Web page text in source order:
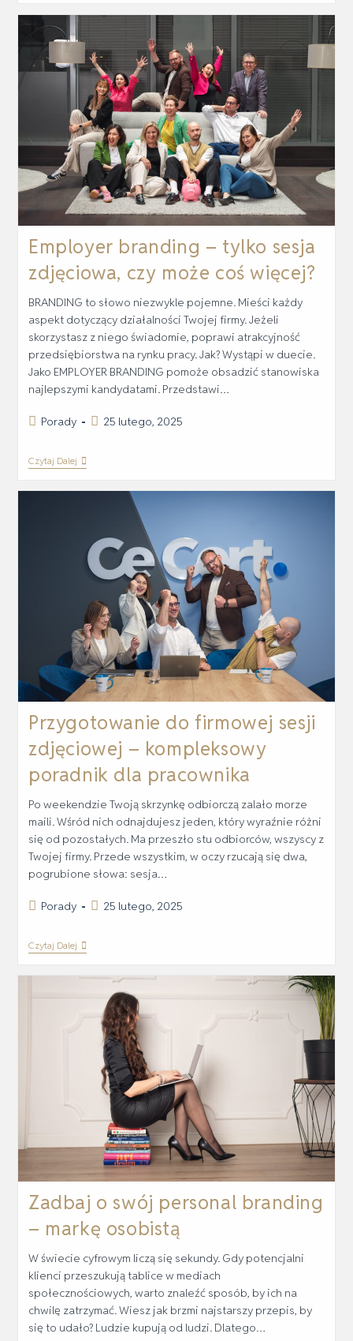
Employer branding – tylko sesja
zdjęciowa, czy może coś więcej?
BRANDING to słowo niezwykle pojemne. Mieści każdy
aspekt dotyczący działalności Twojej firmy. Jeżeli
skorzystasz z niego świadomie, poprawi atrakcyjność
przedsiębiorstwa na rynku pracy. Jak? Wystąpi w duecie.
Jako EMPLOYER BRANDING pomoże obsadzić stanowiska
najlepszymi kandydatami. Przedstawi…
Porady 25 lutego, 2025
Czytaj Dalej
Przygotowanie do firmowej sesji
zdjęciowej – kompleksowy
poradnik dla pracownika
Po weekendzie Twoją skrzynkę odbiorczą zalało morze
maili. Wśród nich odnajdujesz jeden, który wyraźnie różni
się od pozostałych. Ma przeszło stu odbiorców, wszyscy z
Twojej firmy. Przede wszystkim, w oczy rzucają się dwa,
pogrubione słowa: sesja…
Porady 25 lutego, 2025
Czytaj Dalej
Zadbaj o swój personal branding
– markę osobistą
W świecie cyfrowym liczą się sekundy. Gdy potencjalni
klienci przeszukują tablice w mediach
społecznościowych, warto znaleźć sposób, by ich na
chwilę zatrzymać. Wiesz jak brzmi najstarszy przepis, by
się to udało? Ludzie kupują od ludzi. Dlatego…